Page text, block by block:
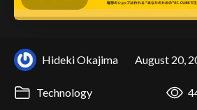
Hideki Okajima August 20,
Technology